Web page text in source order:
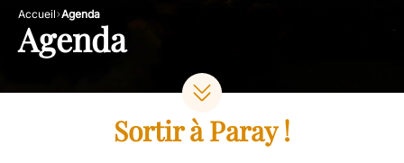
Accueil Agenda
Agenda
Sortir à Paray !